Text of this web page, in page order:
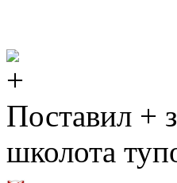
Поставил +
школота